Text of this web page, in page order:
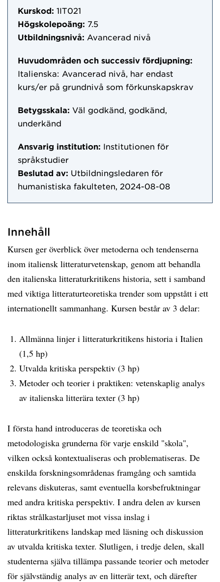
Kurskod: 1IT021
Högskolepoäng: 7.5
Utbildningsnivå: Avancerad nivå
Huvudområden och successiv fördjupning:
Italienska: Avancerad nivå, har endast
kurs/er på grundnivå som förkunskapskrav
Betygsskala: Väl godkänd, godkänd,
underkänd
Ansvarig institution: Institutionen för
språkstudier
Beslutad av: Utbildningsledaren för
humanistiska fakulteten, 2024-08-08
Innehåll
Kursen ger överblick över metoderna och tendenserna
inom italiensk litteraturvetenskap, genom att behandla
den italienska litteraturkritikens historia, sett i samband
med viktiga litteraturteoretiska trender som uppstått i ett
internationellt sammanhang. Kursen består av 3 delar:
Allmänna linjer i litteraturkritikens historia i Italien
(1,5 hp)
Utvalda kritiska perspektiv (3 hp)
Metoder och teorier i praktiken: vetenskaplig analys
av italienska litterära texter (3 hp)
I första hand introduceras de teoretiska och
metodologiska grunderna för varje enskild "skola",
vilken också kontextualiseras och problematiseras. De
enskilda forskningsområdenas framgång och samtida
relevans diskuteras, samt eventuella korsbefruktningar
med andra kritiska perspektiv. I andra delen av kursen
riktas strålkastarljuset mot vissa inslag i
litteraturkritikens landskap med läsning och diskussion
av utvalda kritiska texter. Slutligen, i tredje delen, skall
studenterna själva tillämpa passande teorier och metoder
för självständig analys av en litterär text, och därefter